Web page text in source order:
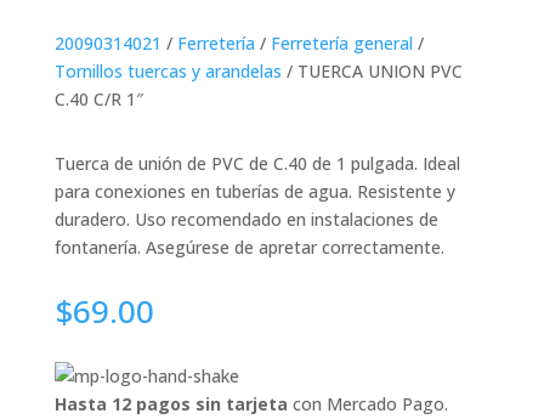
20090314021 / Ferretería / Ferretería general /
Tornillos tuercas y arandelas / TUERCA UNION PVC
C.40 C/R 1″
Tuerca de unión de PVC de C.40 de 1 pulgada. Ideal
para conexiones en tuberías de agua. Resistente y
duradero. Uso recomendado en instalaciones de
fontanería. Asegúrese de apretar correctamente.
$69.00
Hasta 12 pagos sin tarjeta con Mercado Pago.